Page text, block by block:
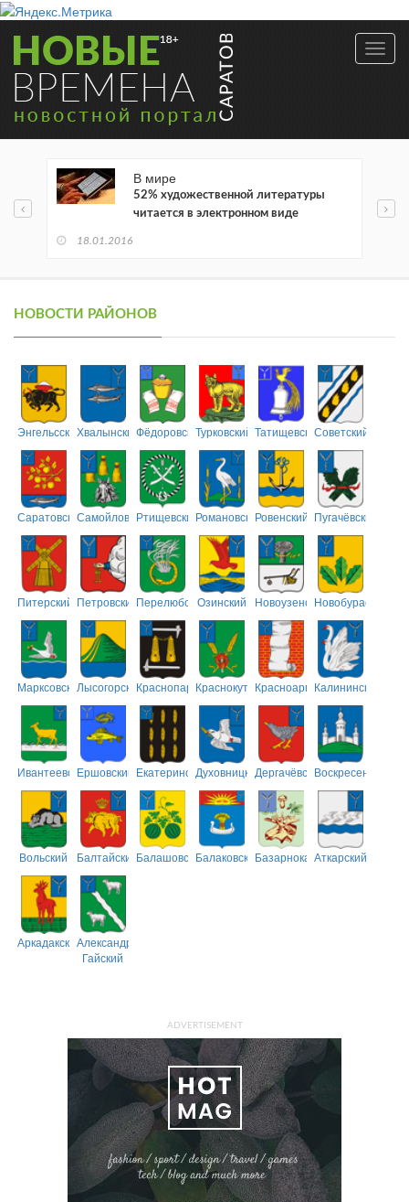
В мире
52% художественной литературы
читается в электронном виде
18.01.2016
НОВОСТИ РАЙОНОВ
ЭнгельсскийХвалынскийФёдоровскийТурковский ТатищевскийСоветский
СаратовскийСамойловскийРтищевскийРомановскийРовенский Пугачёвский
Питерский ПетровскийПерелюбскийОзинский НовоузенскийНовобурасский
МарксовскийЛысогорскийКраснопартизанский
КраснокутскийКрасноармейский
Калининский
ИвантеевскийЕршовский ЕкатериновскийДуховницкийДергачёвскийВоскресенский
Вольский БалтайскийБалашовскийБалаковскийБазарнокарабулакский
Аткарский
АркадакскийАлександрово-
Гайский
ADVERTISEMENT